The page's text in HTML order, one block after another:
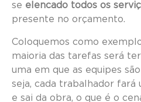
se elencado todos os
presente no orçamento.
Coloquemos como
maioria das tarefas será
uma em que as equipes
seja, cada trabalhador
e sai da obra, o que é o